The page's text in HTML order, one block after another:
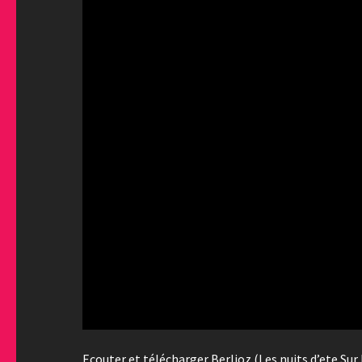
Ecouter et télécharger Berlioz (Les nuits d’ete